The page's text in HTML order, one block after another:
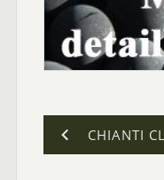
CHIANTI